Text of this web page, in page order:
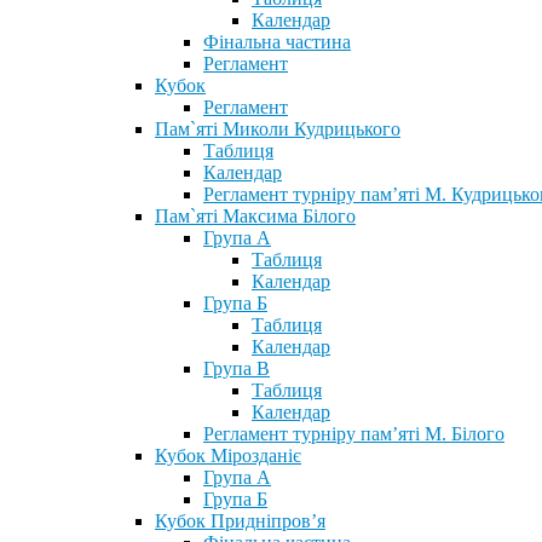
Календар
Фінальна частина
Регламент
Кубок
Регламент
Пам`яті Миколи Кудрицького
Таблиця
Календар
Регламент турніру пам’яті М.
Пам`яті Максима Білого
Група А
Таблиця
Календар
Група Б
Таблиця
Календар
Група В
Таблиця
Календар
Регламент турніру пам’яті М. Білого
Кубок Мірозданіє
Група А
Група Б
Кубок Придніпров’я